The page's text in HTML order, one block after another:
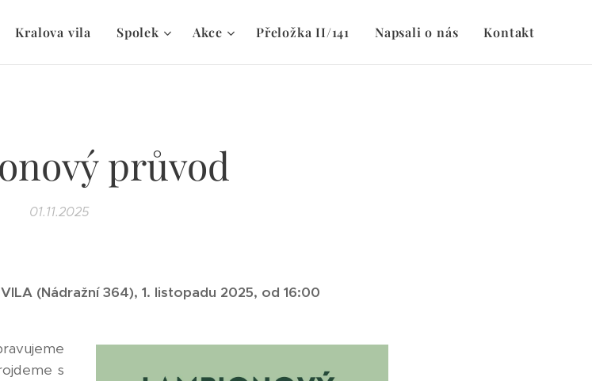
Kralova vila Spolek Akce Přeložka II/141 Napsali o nás Kontakt
průvod
01.11.2025
(Nádražní 364), 1. listopadu 2025, od 16:00
s